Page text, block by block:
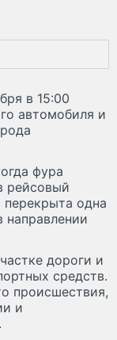
в 15:00
автомобиля и
фура
рейсовый
перекрыта одна
направлении
дороги и
средств.
происшествия,
и